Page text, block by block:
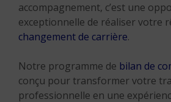
accompagnement, c’est une
exceptionnelle de réaliser votre
changement de carrière.
Notre programme de bilan de
conçu pour transformer votre
professionnelle en une